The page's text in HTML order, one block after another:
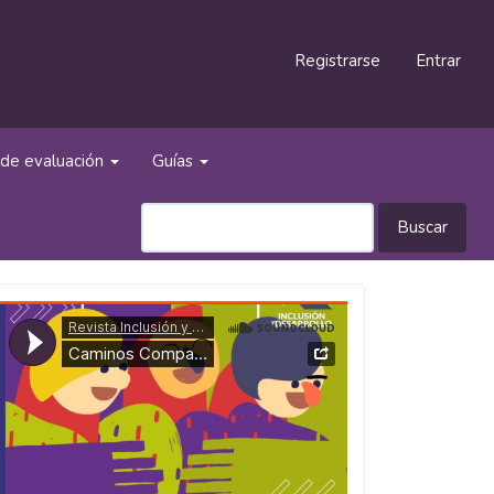
Registrarse Entrar
evaluación Guías
Buscar
Compartidos